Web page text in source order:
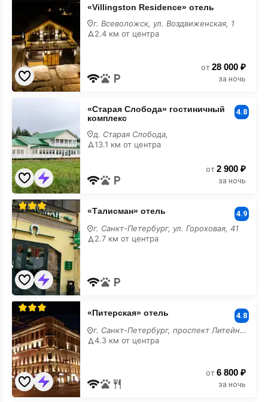
Residence»
«Villingston Residence» отель
г. Всеволожск, ул. Воздвиженская, 1
2.4 км от центра
от 28 000 ₽
за ночь
комплекс
«Старая Слобода» гостиничный
комплекс
4.8
д. Старая Слобода,
13.1 км от центра
от 2 900 ₽
за ночь
«Талисман»
отель
«Талисман» отель 4.9
г. Санкт-Петербург, ул. Гороховая, 41
2.7 км от центра
«Питерская»
отель
«Питерская» отель 4.8
г. Санкт-Петербург, проспект Литейный, 63
4.3 км от центра
от 6 800 ₽
за ночь